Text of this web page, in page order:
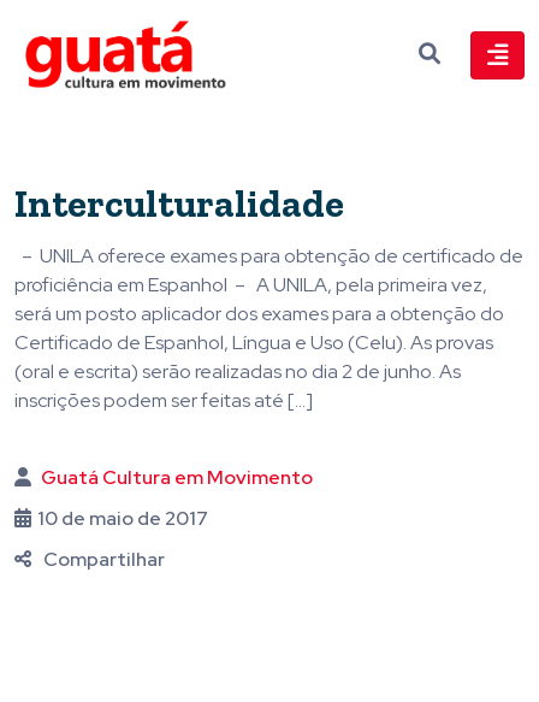
Interculturalidade
– UNILA oferece exames para obtenção de certificado de
proficiência em Espanhol – A UNILA, pela primeira vez,
será um posto aplicador dos exames para a obtenção do
Certificado de Espanhol, Língua e Uso (Celu). As provas
(oral e escrita) serão realizadas no dia 2 de junho. As
inscrições podem ser feitas até […]
Guatá Cultura em Movimento
10 de maio de 2017
Compartilhar